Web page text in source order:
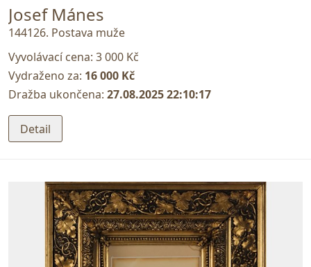
Josef Mánes
144126. Postava muže
Vyvolávací cena: 3 000 Kč
Vydraženo za: 16 000 Kč
Dražba ukončena: 27.08.2025 22:10:17
Detail